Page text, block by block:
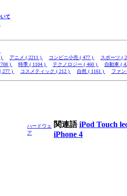
て
アニメ ( 2211 ) コンビニ小売 ( 477 ) スポーツ (
) 時季 ( 1104 ) テクノロジー ( 460 ) 自動車 (
277 ) コスメティック ( 212 ) 自然 ( 1161 ) ファン
ハードウェ
ア
関連語iPod Touch
iPhone 4